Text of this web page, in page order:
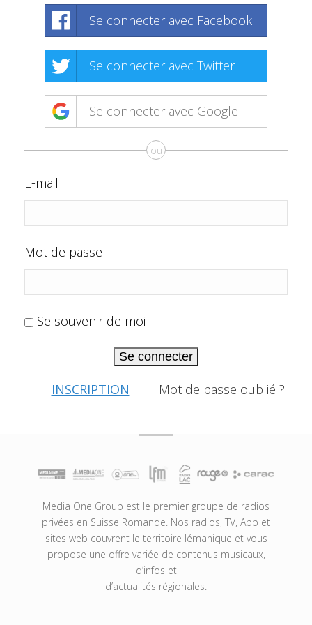
Se connecter avec Facebook
Se connecter avec Twitter
Se connecter avec Google
ou
E-mail
Mot de passe
Se souvenir de moi
Se connecter
INSCRIPTION Mot de passe oublié ?
Media One Group est le premier groupe de radios
privées en Suisse Romande. Nos radios, TV, App et
sites web couvrent le territoire lémanique et vous
propose une offre variée de contenus musicaux,
d’infos et
d’actualités régionales.